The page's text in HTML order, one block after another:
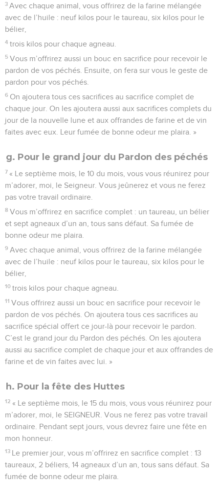
3 Avec chaque animal, vous offrirez de la farine mélangée
avec de l’huile : neuf kilos pour le taureau, six kilos pour le
bélier,
4 trois kilos pour chaque agneau.
5 Vous m’offrirez aussi un bouc en sacrifice pour recevoir le
pardon de vos péchés. Ensuite, on fera sur vous le geste de
pardon pour vos péchés.
6 On ajoutera tous ces sacrifices au sacrifice complet de
chaque jour. On les ajoutera aussi aux sacrifices complets du
jour de la nouvelle lune et aux offrandes de farine et de vin
faites avec eux. Leur fumée de bonne odeur me plaira. »
g. Pour le grand jour du Pardon des péchés
7 « Le septième mois, le 10 du mois, vous vous réunirez pour
m’adorer, moi, le Seigneur. Vous jeûnerez et vous ne ferez
pas votre travail ordinaire.
8 Vous m’offrirez en sacrifice complet : un taureau, un bélier
et sept agneaux d’un an, tous sans défaut. Sa fumée de
bonne odeur me plaira.
9 Avec chaque animal, vous offrirez de la farine mélangée
avec de l’huile : neuf kilos pour le taureau, six kilos pour le
bélier,
10 trois kilos pour chaque agneau.
11 Vous offrirez aussi un bouc en sacrifice pour recevoir le
pardon de vos péchés. On ajoutera tous ces sacrifices au
sacrifice spécial offert ce jour-là pour recevoir le pardon.
C’est le grand jour du Pardon des péchés. On les ajoutera
aussi au sacrifice complet de chaque jour et aux offrandes de
farine et de vin faites avec lui. »
h. Pour la fête des Huttes
12 « Le septième mois, le 15 du mois, vous vous réunirez pour
m’adorer, moi, le SEIGNEUR. Vous ne ferez pas votre travail
ordinaire. Pendant sept jours, vous devrez faire une fête en
mon honneur.
13 Le premier jour, vous m’offrirez en sacrifice complet : 13
taureaux, 2 béliers, 14 agneaux d’un an, tous sans défaut. Sa
fumée de bonne odeur me plaira.